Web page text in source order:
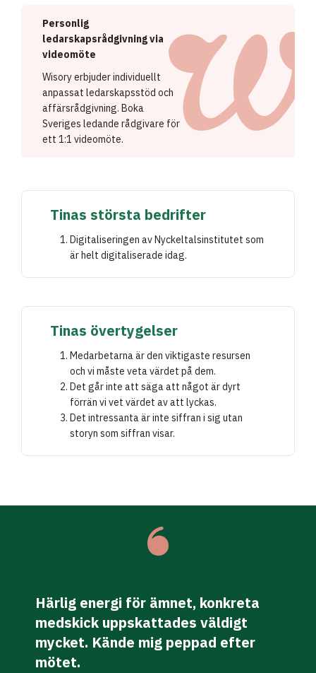
Personlig
ledarskapsrådgivning via
videomöte
Wisory erbjuder individuellt
anpassat ledarskapsstöd och
affärsrådgivning. Boka
Sveriges ledande rådgivare för
ett 1:1 videomöte.
Tinas största bedrifter
Digitaliseringen av Nyckeltalsinstitutet som
är helt digitaliserade idag.
Tinas övertygelser
Medarbetarna är den viktigaste resursen
och vi måste veta värdet på dem.
Det går inte att säga att något är dyrt
förrän vi vet värdet av att lyckas.
Det intressanta är inte siffran i sig utan
storyn som siffran visar.
Härlig energi för ämnet, konkreta
medskick uppskattades väldigt
mycket. Kände mig peppad efter
mötet.